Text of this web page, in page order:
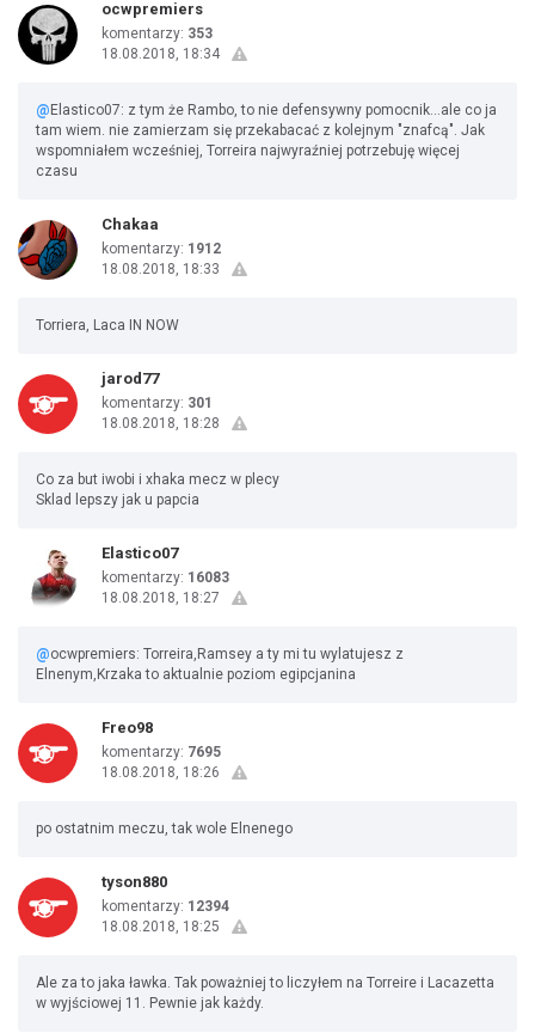
ocwpremiers
komentarzy: 353
18.08.2018, 18:34
@ Elastico07: z tym że Rambo, to nie defensywny pomocnik...ale co ja
tam wiem. nie zamierzam się przekabacać z kolejnym "znafcą". Jak
wspomniałem wcześniej, Torreira najwyraźniej potrzebuję więcej
czasu
Chakaa
komentarzy: 1912
18.08.2018, 18:33
Torriera, Laca IN NOW
jarod77
komentarzy: 301
18.08.2018, 18:28
Co za but iwobi i xhaka mecz w plecy
Sklad lepszy jak u papcia
Elastico07
komentarzy: 16083
18.08.2018, 18:27
@ocwpremiers: Torreira,Ramsey a ty mi tu wylatujesz z
Elnenym,Krzaka to aktualnie poziom egipcjanina
Freo98
komentarzy: 7695
18.08.2018, 18:26
po ostatnim meczu, tak wole Elnenego
tyson880
komentarzy: 12394
18.08.2018, 18:25
Ale za to jaka ławka. Tak poważniej to liczyłem na Torreire i Lacazetta
w wyjściowej 11. Pewnie jak każdy.